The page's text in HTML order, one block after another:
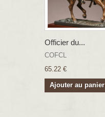
Officier du...
COFCL
65.22 €
Ajouter au panier